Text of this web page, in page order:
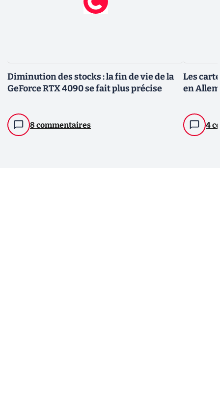
Diminution des stocks : la fin de vie de la
GeForce RTX 4090 se fait plus précise
8 commentaires
Les
en
4